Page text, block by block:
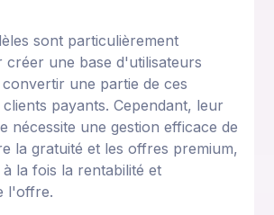
sont particulièrement
créer une base d'utilisateurs
une partie de ces
payants. Cependant, leur
nécessite une gestion efficace de
la gratuité et les offres premium,
la fois la rentabilité et
l'offre.